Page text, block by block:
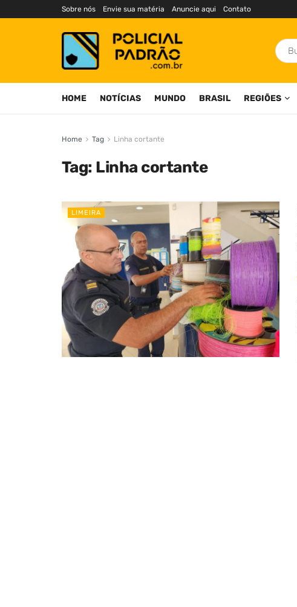
Sobre nós Envie sua matéria Anuncie aqui Contato
HOME NOTÍCIAS MUNDO BRASIL REGIÕES
Home Tag Linha cortante
Tag: Linha cortante
LIMEIRA